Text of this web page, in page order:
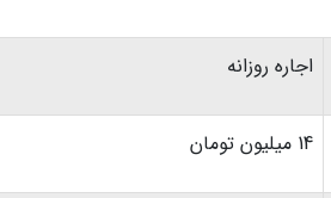
اجاره روزانه
14 میلیون تومان